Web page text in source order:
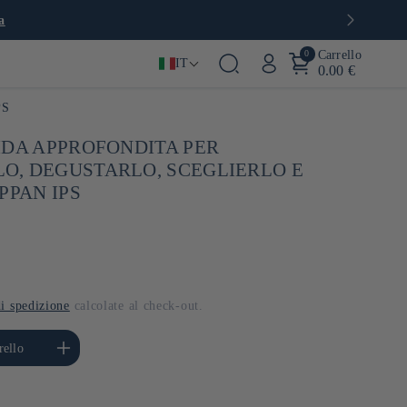
IT
0 Carrello
0.00 €
APPROFONDITA PER
DEGUSTARLO, SCEGLIERLO E
IPS
spedizione calcolate al check-out.
quantità per Default
Title